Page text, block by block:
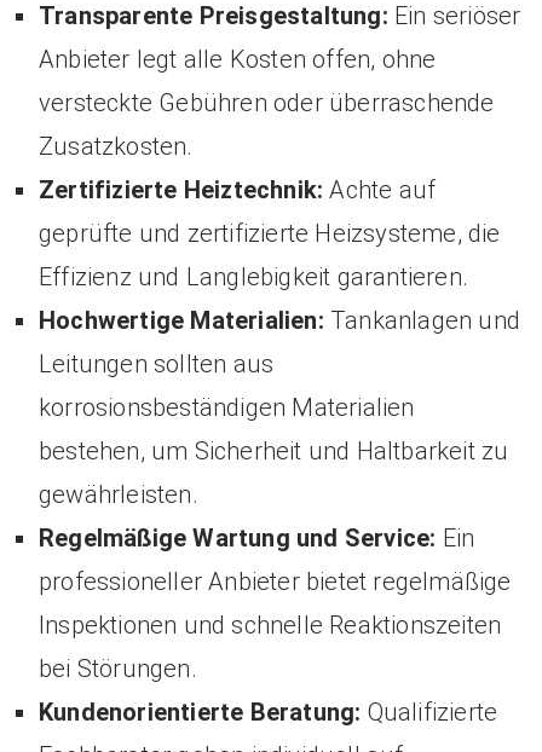
Transparente Preisgestaltung: Ein seriöser
Anbieter legt alle Kosten offen, ohne
versteckte Gebühren oder überraschende
Zusatzkosten.
Zertifizierte Heiztechnik: Achte auf
geprüfte und zertifizierte Heizsysteme, die
Effizienz und Langlebigkeit garantieren.
Hochwertige Materialien: Tankanlagen und
Leitungen sollten aus
korrosionsbeständigen Materialien
bestehen, um Sicherheit und Haltbarkeit zu
gewährleisten.
Regelmäßige Wartung und Service: Ein
professioneller Anbieter bietet regelmäßige
Inspektionen und schnelle Reaktionszeiten
bei Störungen.
Kundenorientierte Beratung: Qualifizierte